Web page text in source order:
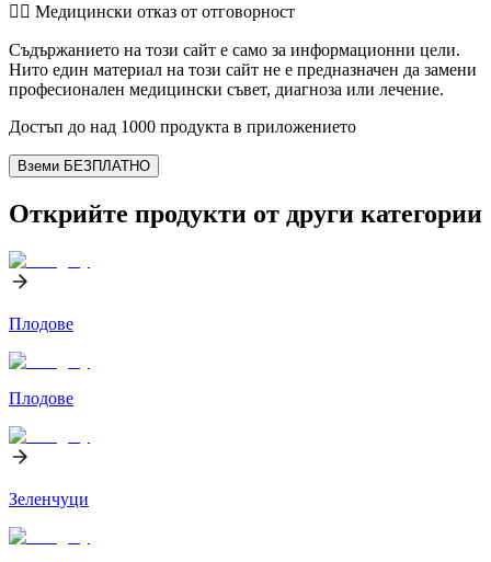
👨‍⚕️️ Медицински отказ от отговорност
Съдържанието на този сайт е само за информационни цели.
Нито един материал на този сайт не е предназначен да замени
професионален медицински съвет, диагноза или лечение.
Достъп до над 1000 продукта в приложението
Вземи БЕЗПЛАТНО
Открийте продукти от други категории
Плодове
Плодове
Зеленчуци